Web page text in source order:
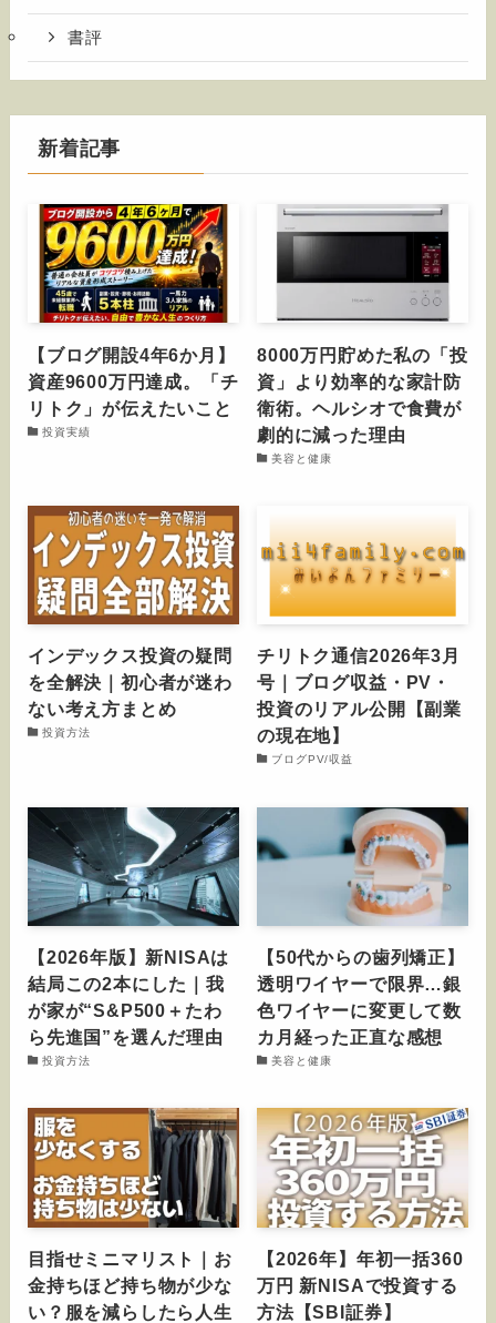
書評
新着記事
【ブログ開設4年6か月】
資産9600万円達成。「チ
リトク」が伝えたいこと
投資実績
8000万円貯めた私の「投
資」より効率的な家計防
衛術。ヘルシオで食費が
劇的に減った理由
美容と健康
インデックス投資の疑問
を全解決｜初心者が迷わ
ない考え方まとめ
投資方法
チリトク通信2026年3月
号｜ブログ収益・PV・
投資のリアル公開【副業
の現在地】
ブログPV/収益
【2026年版】新NISAは
結局この2本にした｜我
が家が“S&P500＋たわ
ら先進国”を選んだ理由
投資方法
【50代からの歯列矯正】
透明ワイヤーで限界…銀
色ワイヤーに変更して数
カ月経った正直な感想
美容と健康
目指せミニマリスト｜お
金持ちほど持ち物が少な
い？服を減らしたら人生
【2026年】年初一括360
万円 新NISAで投資する
方法【SBI証券】